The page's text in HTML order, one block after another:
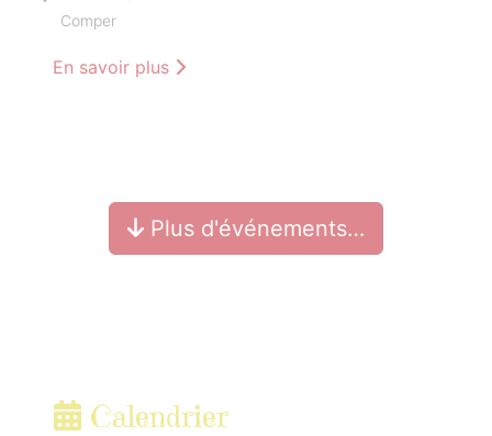
Comper
En savoir plus
Plus d'événements…
Calendrier